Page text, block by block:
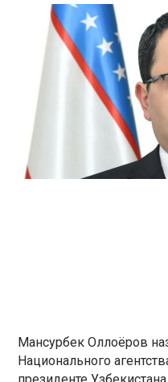
Мансурбек Оллоёров
Национального